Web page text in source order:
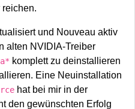
reichen.
und Nouveau aktiv
alten NVIDIA-Treiber
komplett zu deinstallieren
Eine Neuinstallation
hat bei mir in der
den gewünschten Erfolg